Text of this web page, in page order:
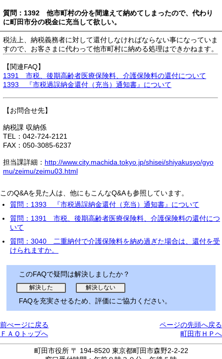
質問：1392 他市町村の分を間違えて納めてしまったので、代わり
に町田市分の税金に充当して欲しい。
税法上、納税義務者に対して還付しなければならない事になっていま
すので、お客さまに代わって他市町村に納める処理はできかねます。
【関連FAQ】
1391 市税、後期高齢者医療保険料、介護保険料の還付について
1393 『市税過誤納金還付（充当）通知書』について
【お問合せ先】
納税課 収納係
TEL：042-724-2121
FAX：050-3085-6237
担当課詳細： http://www.city.machida.tokyo.jp/shisei/shiyakusyo/gyo
mu/zeimu/zeimu03.html
このQ&Aを見た人は、他にもこんなQ&Aも参照しています。
質問：1393 『市税過誤納金還付（充当）通知書』について
質問：1391 市税、後期高齢者医療保険料、介護保険料の還付につ
いて
質問：3040 二重納付で介護保険料を納め過ぎた場合は、還付を受
けられますか。
このFAQで疑問は解決しましたか？
FAQを充実させるため、評価にご協力ください。
前ぺージに戻る
ページの先頭へ戻る
ＦＡＱトップへ
町田市ＨＰへ
町田市役所 〒 194-8520 東京都町田市森野2-2-22